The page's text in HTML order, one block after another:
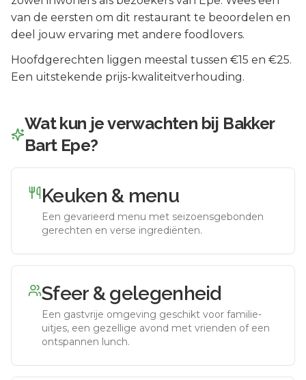
van de eersten om dit restaurant te beoordelen en
deel jouw ervaring met andere foodlovers.
Hoofdgerechten liggen meestal tussen €15 en €25.
Een uitstekende prijs-kwaliteitverhouding.
Wat kun je verwachten bij Bakker
Bart Epe?
Keuken & menu
Een gevarieerd menu met seizoensgebonden
gerechten en verse ingrediënten.
Sfeer & gelegenheid
Een gastvrije omgeving geschikt voor familie-
uitjes, een gezellige avond met vrienden of een
ontspannen lunch.